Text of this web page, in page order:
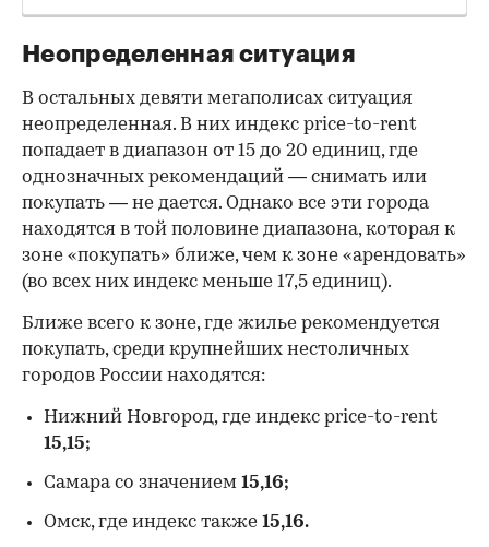
Неопределенная ситуация
В остальных девяти мегаполисах ситуация
неопределенная. В них индекс price-to-rent
попадает в диапазон от 15 до 20 единиц, где
однозначных рекомендаций — снимать или
покупать — не дается. Однако все эти города
находятся в той половине диапазона, которая к
зоне «покупать» ближе, чем к зоне «арендовать»
(во всех них индекс меньше 17,5 единиц).
Ближе всего к зоне, где жилье рекомендуется
покупать, среди крупнейших нестоличных
городов России находятся:
Нижний Новгород, где индекс price-to-rent
15,15;
Самара со значением 15,16;
Омск, где индекс также 15,16.